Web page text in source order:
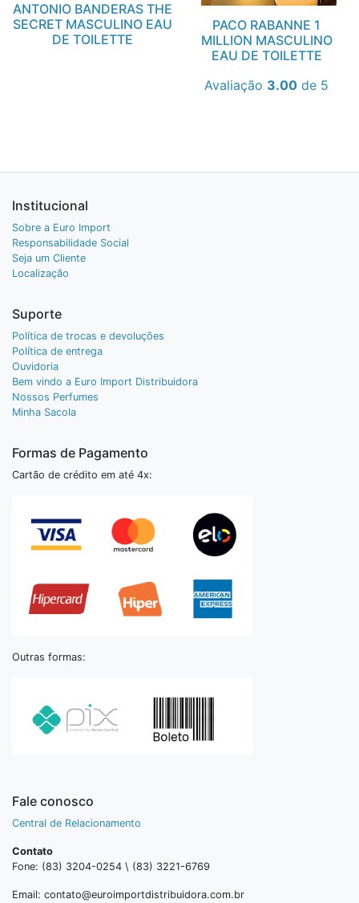
ANTONIO BANDERAS THE
SECRET MASCULINO EAU
DE TOILETTE
PACO RABANNE 1
MILLION MASCULINO
EAU DE TOILETTE
Avaliação 3.00 de 5
Institucional
Sobre a Euro Import
Responsabilidade Social
Seja um Cliente
Localização
Suporte
Política de trocas e devoluções
Política de entrega
Ouvidoria
Bem vindo a Euro Import Distribuidora
Nossos Perfumes
Minha Sacola
Formas de Pagamento
Cartão de crédito em até 4x:
Outras formas:
Fale conosco
Central de Relacionamento
Contato
Fone: (83) 3204-0254 \ (83) 3221-6769
Email: contato@euroimportdistribuidora.com.br